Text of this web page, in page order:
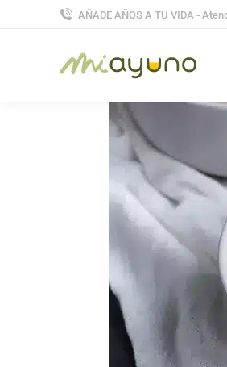
AÑADE AÑOS A TU VIDA -